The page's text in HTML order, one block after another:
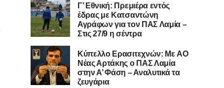
Γ’ Εθνική: Πρεμιέρα εντός
έδρας με Κατσαντώνη
Αγράφων για τον ΠΑΣ Λαμία –
Στις 27/9 η σέντρα
Kύπελλο Ερασιτεχνών: Με AO
Nέας Αρτάκης ο ΠΑΣ Λαμία
στην Α’ Φάση – Αναλυτικά τα
ζευγάρια